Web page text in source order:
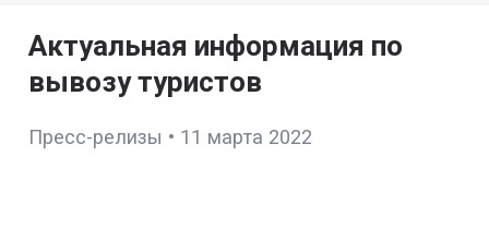
Актуальная информация по
вывозу туристов
Пресс-релизы • 11 марта 2022